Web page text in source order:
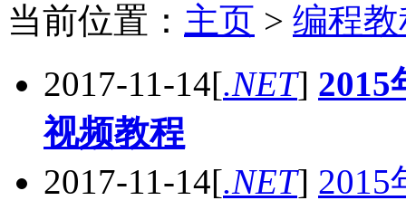
当前位置： 主页 > 编程
2017-11-14[.NET] 2015
视频教程
2017-11-14[.NET] 2015